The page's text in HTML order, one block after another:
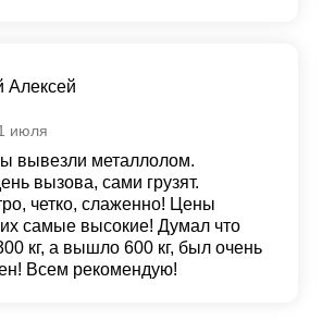
Алексей
июля
вывезли металлолом.
вызова, сами грузят.
четко, слаженно! Цены
самые высокие! Думал что
кг, а вышло 600 кг, был очень
Всем рекомендую!